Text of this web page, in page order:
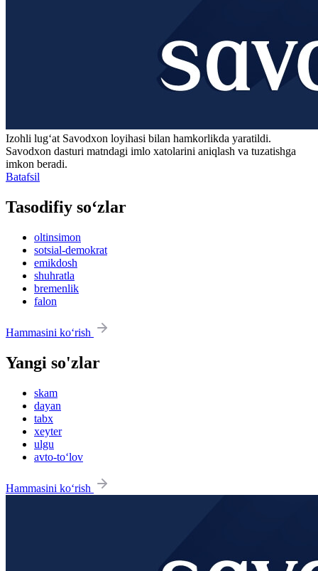
Izohli lugʻat Savodxon loyihasi bilan hamkorlikda yaratildi.
Savodxon dasturi matndagi imlo xatolarini aniqlash va tuzatishga
imkon beradi.
Batafsil
Tasodifiy so‘zlar
oltinsimon
sotsial-demokrat
emikdosh
shuhratla
bremenlik
falon
Hammasini ko‘rish
Yangi so'zlar
skam
dayan
tabx
xeyter
ulgu
avto-to‘lov
Hammasini ko‘rish